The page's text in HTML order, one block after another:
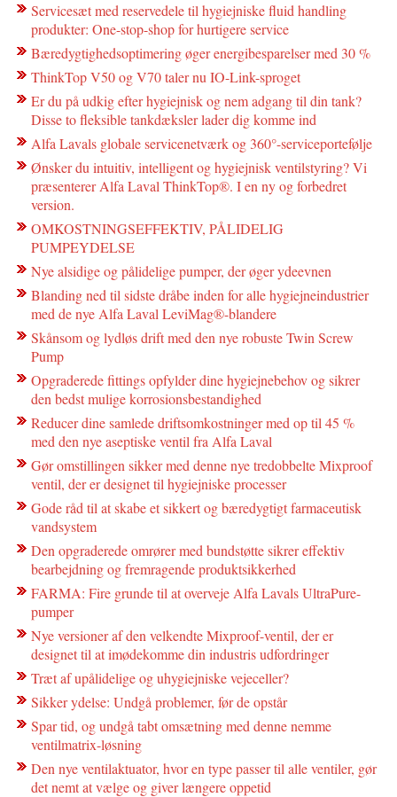
Servicesæt med reservedele til hygiejniske fluid handling
produkter: One-stop-shop for hurtigere service
Bæredygtighedsoptimering øger energibesparelser med 30 %
ThinkTop V50 og V70 taler nu IO-Link-sproget
Er du på udkig efter hygiejnisk og nem adgang til din tank?
Disse to fleksible tankdæksler lader dig komme ind
Alfa Lavals globale servicenetværk og 360°-serviceportefølje
Ønsker du intuitiv, intelligent og hygiejnisk ventilstyring? Vi
præsenterer Alfa Laval ThinkTop®. I en ny og forbedret
version.
OMKOSTNINGSEFFEKTIV, PÅLIDELIG
PUMPEYDELSE
Nye alsidige og pålidelige pumper, der øger ydeevnen
Blanding ned til sidste dråbe inden for alle hygiejneindustrier
med de nye Alfa Laval LeviMag®-blandere
Skånsom og lydløs drift med den nye robuste Twin Screw
Pump
Opgraderede fittings opfylder dine hygiejnebehov og sikrer
den bedst mulige korrosionsbestandighed
Reducer dine samlede driftsomkostninger med op til 45 %
med den nye aseptiske ventil fra Alfa Laval
Gør omstillingen sikker med denne nye tredobbelte Mixproof
ventil, der er designet til hygiejniske processer
Gode råd til at skabe et sikkert og bæredygtigt farmaceutisk
vandsystem
Den opgraderede omrører med bundstøtte sikrer effektiv
bearbejdning og fremragende produktsikkerhed
FARMA: Fire grunde til at overveje Alfa Lavals UltraPure-
pumper
Nye versioner af den velkendte Mixproof-ventil, der er
designet til at imødekomme din industris udfordringer
Træt af upålidelige og uhygiejniske vejeceller?
Sikker ydelse: Undgå problemer, før de opstår
Spar tid, og undgå tabt omsætning med denne nemme
ventilmatrix-løsning
Den nye ventilaktuator, hvor en type passer til alle ventiler, gør
det nemt at vælge og giver længere oppetid